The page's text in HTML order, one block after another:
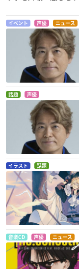
ドクタースランプ
スッパマン
新・巨人の星II
星飛雄馬
ジャーニー 太古ア
ラビア半島での奇跡
と戦いの物語
アウス
イベント 声優 ニュース
話題 声優
イラスト 話題
音楽CD 声優 ニュース